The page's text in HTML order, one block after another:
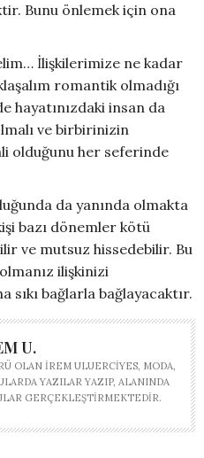
Bunu önlemek için ona
İlişkilerimize ne kadar
romantik olmadığı
hayatınızdaki insan da
ve birbirinizin
olduğunu her seferinde
da yanında olmakta
bazı dönemler kötü
ve mutsuz hissedebilir. Bu
ilişkinizi
sıkı bağlarla bağlayacaktır.
U.
OLAN İREM ULUERCIYES, MODA,
YAZILAR YAZIP, ALANINDA
GERÇEKLEŞTIRMEKTEDIR.